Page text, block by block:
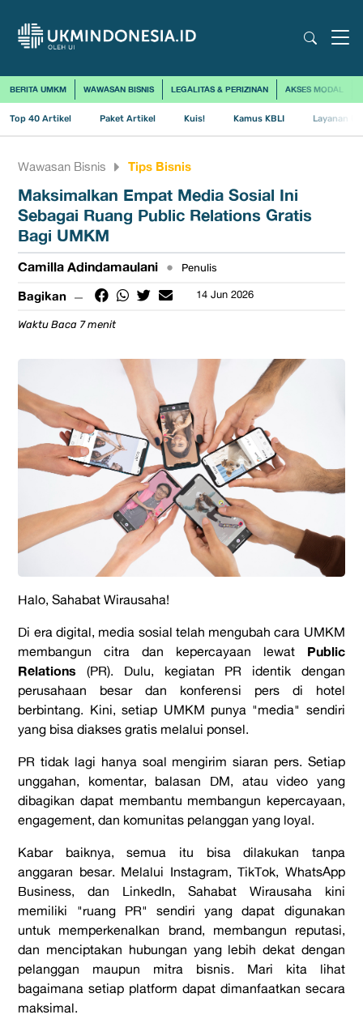
BERITA UMKM WAWASAN BISNIS LEGALITAS & PERIZINAN AKSES MODAL
Top 40 Artikel Paket Artikel Kuis! Kamus KBLI Layanan
Wawasan Bisnis Tips Bisnis
Maksimalkan Empat Media Sosial Ini
Sebagai Ruang Public Relations Gratis
Bagi UMKM
Camilla Adindamaulani • Penulis
Bagikan 14 Jun 2026
Waktu Baca 7 menit
Halo, Sahabat Wirausaha!
Di era digital, media sosial telah mengubah cara UMKM
membangun citra dan kepercayaan lewat Public
Relations (PR). Dulu, kegiatan PR identik dengan
perusahaan besar dan konferensi pers di hotel
berbintang. Kini, setiap UMKM punya "media" sendiri
yang bisa diakses gratis melalui ponsel.
PR tidak lagi hanya soal mengirim siaran pers. Setiap
unggahan, komentar, balasan DM, atau video yang
dibagikan dapat membantu membangun kepercayaan,
engagement, dan komunitas pelanggan yang loyal.
Kabar baiknya, semua itu bisa dilakukan tanpa
anggaran besar. Melalui Instagram, TikTok, WhatsApp
Business, dan LinkedIn, Sahabat Wirausaha kini
memiliki "ruang PR" sendiri yang dapat digunakan
untuk memperkenalkan brand, membangun reputasi,
dan menciptakan hubungan yang lebih dekat dengan
pelanggan maupun mitra bisnis. Mari kita lihat
bagaimana setiap platform dapat dimanfaatkan secara
maksimal.